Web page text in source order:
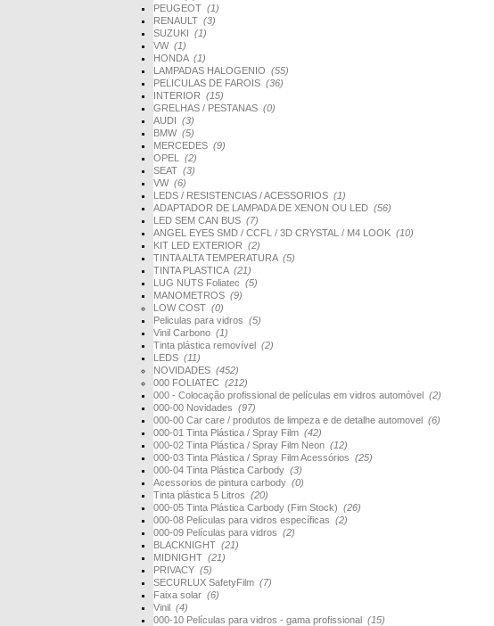
PEUGEOT (1)
RENAULT (3)
SUZUKI (1)
VW (1)
HONDA (1)
LAMPADAS HALOGENIO (55)
PELICULAS DE FAROIS (36)
INTERIOR (15)
GRELHAS / PESTANAS (0)
AUDI (3)
BMW (5)
MERCEDES (9)
OPEL (2)
SEAT (3)
VW (6)
LEDS / RESISTENCIAS / ACESSORIOS (1)
ADAPTADOR DE LAMPADA DE XENON OU LED (56)
LED SEM CAN BUS (7)
ANGEL EYES SMD / CCFL / 3D CRYSTAL / M4 LOOK (10)
KIT LED EXTERIOR (2)
TINTA ALTA TEMPERATURA (5)
TINTA PLASTICA (21)
LUG NUTS Foliatec (5)
MANOMETROS (9)
LOW COST (0)
Peliculas para vidros (5)
Vinil Carbono (1)
Tinta plástica removível (2)
LEDS (11)
NOVIDADES (452)
000 FOLIATEC (212)
000 - Colocação profissional de películas em vidros automóvel (2)
000-00 Novidades (97)
000-00 Car care / produtos de limpeza e de detalhe automovel (6)
000-01 Tinta Plástica / Spray Film (42)
000-02 Tinta Plástica / Spray Film Neon (12)
000-03 Tinta Plástica / Spray Film Acessórios (25)
000-04 Tinta Plástica Carbody (3)
Acessorios de pintura carbody (0)
Tinta plástica 5 Litros (20)
000-05 Tinta Plástica Carbody (Fim Stock) (26)
000-08 Películas para vidros específicas (2)
000-09 Películas para vidros (2)
BLACKNIGHT (21)
MIDNIGHT (21)
PRIVACY (5)
SECURLUX SafetyFilm (7)
Faixa solar (6)
Vinil (4)
000-10 Películas para vidros - gama profissional (15)